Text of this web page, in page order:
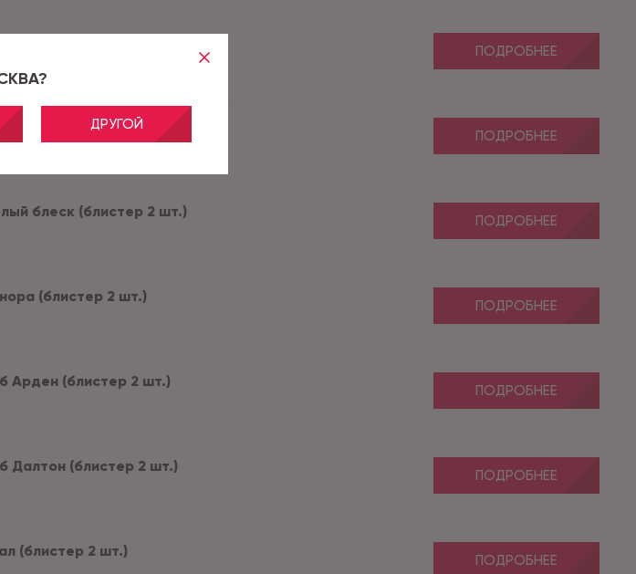
ДРУГОЙ
Песочный (блистер 2 шт.)
ПОДРОБНЕЕ
Болтон (блистер 2 шт.)
ПОДРОБНЕЕ
блеск (блистер 2 шт.)
ПОДРОБНЕЕ
(блистер 2 шт.)
ПОДРОБНЕЕ
Арден (блистер 2 шт.)
ПОДРОБНЕЕ
Далтон (блистер 2 шт.)
ПОДРОБНЕЕ
(блистер 2 шт.)
ПОДРОБНЕЕ